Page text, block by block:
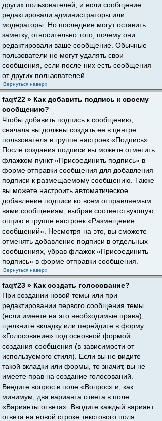
других пользователей, и если сообщение
редактировали администраторы или
модераторы. Но последние могут оставить
заметку, относительно того, почему они
редактировали ваше сообщение. Обычные
пользователи не могут удалять свои
сообщения, если после них есть сообщения
от других пользователей.
Вернуться наверх
faq#22 » Как добавить подпись к своему
сообщению?
Чтобы добавить подпись к сообщению,
сначала вы должны создать ее в центре
пользователя в группе настроек «Подпись».
После создания подписи вы можете отметить
флажком пункт «Присоединить подпись» в
форме отправки сообщения для добавления
подписи к размещаемому сообщению. Также
вы можете настроить автоматическое
добавление подписи ко всем отправляемым
вами сообщениям, выбрав соответствующую
опцию в группе настроек «Размещение
сообщений». Несмотря на это, вы сможете
отменять добавление подписи в отдельных
сообщениях, убрав флажок «Присоединить
подпись» в форме отправки сообщения.
Вернуться наверх
faq#23 » Как создать голосование?
При создании новой темы или при
редактировании первого сообщения темы
(если имеете на это необходимые права),
щелкните вкладку или перейдите в форму
«Голосование» под основной формой
создания сообщения (в зависимости от
используемого стиля). Если вы не видите
такой вкладки или формы, то значит, вы не
имеете прав на создание голосований.
Введите вопрос в поле «Вопрос» и, как
минимум, два варианта ответа в поле
«Варианты ответа». Вводите каждый вариант
ответа на новой строке текстового поля.